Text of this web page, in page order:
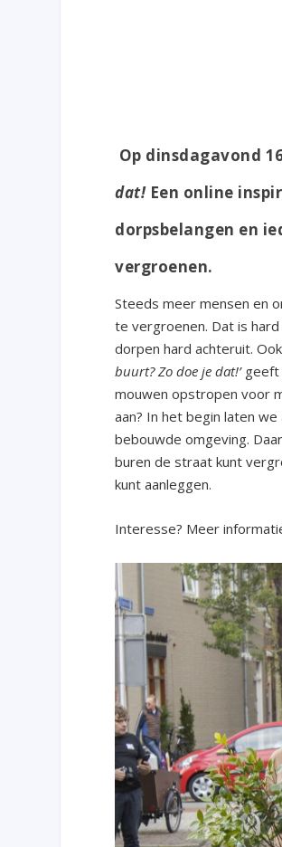
Op dinsdagavond
dat!Een online
dorpsbelangen en
vergroenen.
Steeds meer mensen en
te vergroenen. Dat is
dorpen hard achteruit.
buurt? Zo doe je dat!’geeft
mouwen opstropen voor
aan? In het begin laten
bebouwde omgeving.
buren de straat kunt
kunt aanleggen.
Interesse? Meer